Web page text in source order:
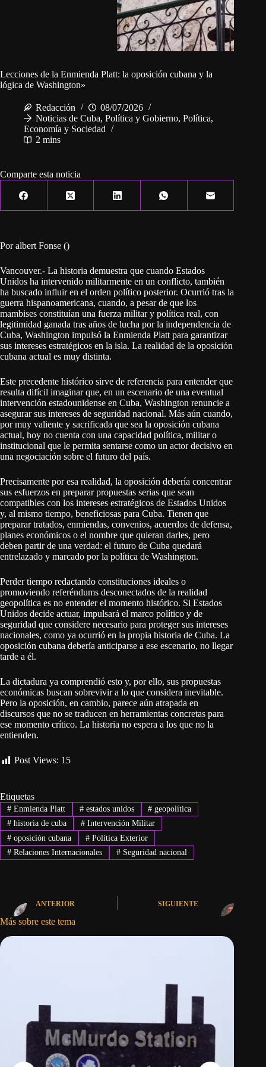
Lecciones de la Enmienda Platt: la oposición cubana y la
lógica de Washington»
Redacción
08/07/2026
Noticias de Cuba, Política y Gobierno, Política,
Economía y Sociedad
2 mins
Comparte esta noticia
Por albert Fonse ()
Vancouver.- La historia demuestra que cuando Estados
Unidos ha intervenido militarmente en un conflicto, también
ha buscado influir en el orden político posterior. Ocurrió tras la
guerra hispanoamericana, cuando, a pesar de que los
mambises constituían una fuerza militar y política real, con
legitimidad ganada tras años de lucha por la independencia de
Cuba, Washington impulsó la Enmienda Platt para garantizar
sus intereses estratégicos en la isla. La realidad de la oposición
cubana actual es muy distinta.
Este precedente histórico sirve de referencia para entender que
resulta difícil imaginar que, en un escenario de una eventual
intervención estadounidense en Cuba, Washington renuncie a
asegurar sus intereses de seguridad nacional. Más aún cuando,
por muy valiente y sacrificada que sea la oposición cubana
actual, hoy no cuenta con una capacidad política, militar o
institucional que le permita sentarse como un actor decisivo en
una negociación sobre el futuro del país.
Precisamente por esa realidad, la oposición debería concentrar
sus esfuerzos en preparar propuestas serias que sean
compatibles con los intereses estratégicos de Estados Unidos
y, al mismo tiempo, beneficiosas para Cuba. Tienen que
preparar tratados, enmiendas, convenios, acuerdos de defensa,
planes económicos o el nombre que quieran darles, pero
deben partir de una verdad: el futuro de Cuba quedará
entrelazado y marcado por la política de Washington.
Perder tiempo redactando constituciones ideales o
promoviendo referéndums desconectados de la realidad
geopolítica es no entender el momento histórico. Si Estados
Unidos decide actuar, impulsará el marco político y de
seguridad que considere necesario para proteger sus intereses
nacionales, como ya ocurrió en la propia historia de Cuba. La
oposición cubana debería anticiparse a ese escenario, no llegar
tarde a él.
La dictadura ya comprendió esto y, por ello, sus propuestas
económicas buscan sobrevivir a lo que considera inevitable.
Pero la oposición, en cambio, parece aún atrapada en
discursos que no se traducen en herramientas concretas para
ese momento crítico. La historia no espera a los que no la
entienden.
Post Views: 15
Etiquetas
#Enmienda Platt #estados unidos # geopolítica
#historia de cuba #Intervención Militar
#oposición cubana #Política Exterior
#Relaciones Internacionales #Seguridad nacional
ANTERIOR SIGUIENTE
Más sobre este tema